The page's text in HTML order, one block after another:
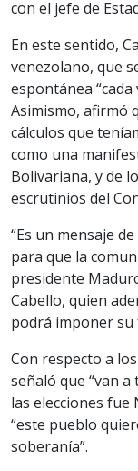
con el jefe de
En este sentido,
venezolano, que
espontánea
Asimismo, afirmó
cálculos que
como una
Bolivariana, y de
escrutinios del
“Es un mensaje
para que la
presidente
Cabello, quien
podrá imponer su
Con respecto a
señaló que “van
las elecciones fue
“este pueblo
soberanía”.